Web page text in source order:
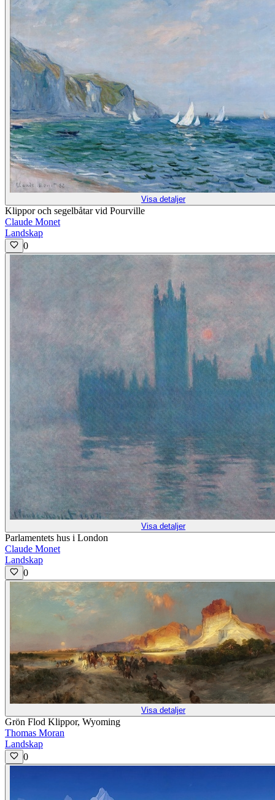
Visa detaljer
Klippor och segelbåtar vid Pourville
Claude Monet
Landskap
0
Visa detaljer
Parlamentets hus i London
Claude Monet
Landskap
0
Visa detaljer
Grön Flod Klippor, Wyoming
Thomas Moran
Landskap
0